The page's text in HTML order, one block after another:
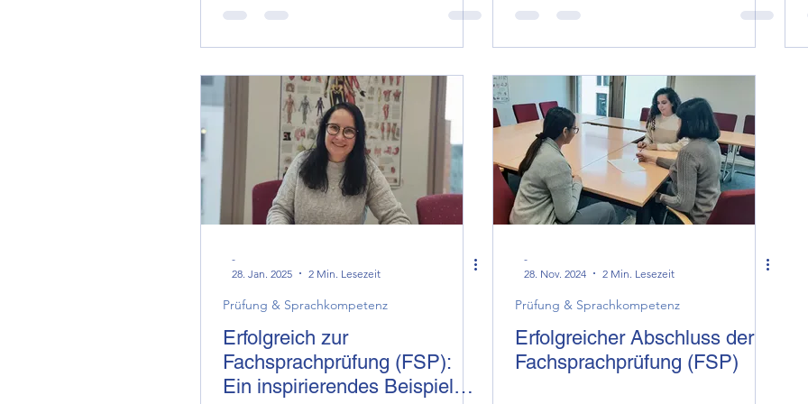
der brmi-Akademie
-
28. Jan. 2025
2 Min. Lesezeit
Prüfung & Sprachkompetenz
Erfolgreich zur
Fachsprachprüfung (FSP):
Ein inspirierendes Beispiel
-
28. Nov. 2024
2 Min. Lesezeit
Prüfung & Sprachkompetenz
Erfolgreicher Abschluss der
Fachsprachprüfung (FSP)